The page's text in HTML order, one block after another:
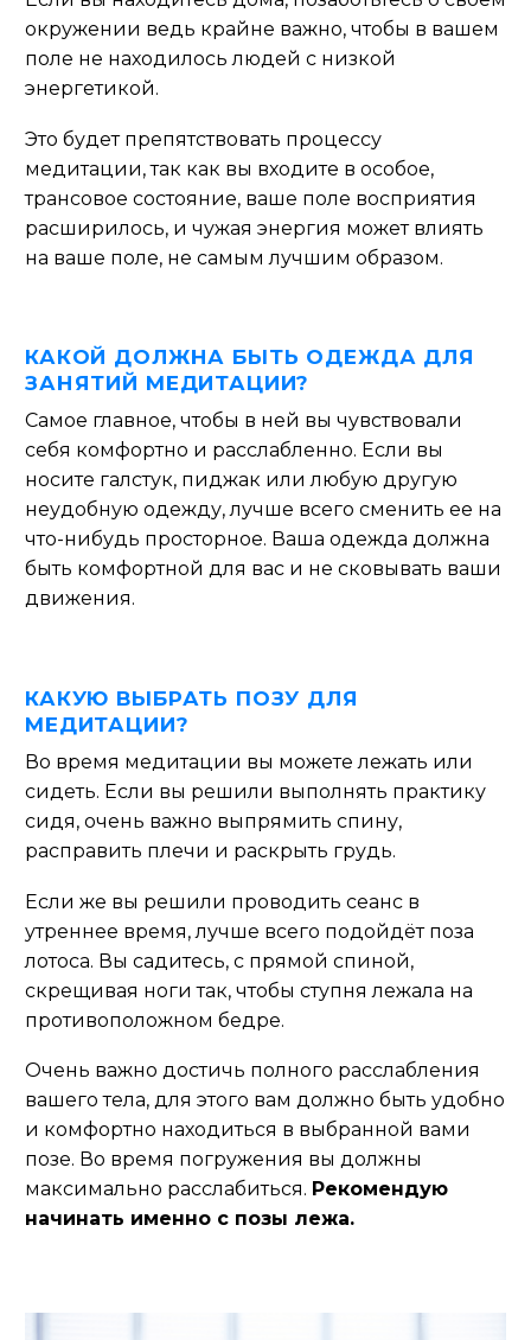
окружении ведь крайне важно, чтобы в вашем
поле не находилось людей с низкой
энергетикой.
Это будет препятствовать процессу
медитации, так как вы входите в особое,
трансовое состояние, ваше поле восприятия
расширилось, и чужая энергия может влиять
на ваше поле, не самым лучшим образом.
КАКОЙ ДОЛЖНА БЫТЬ ОДЕЖДА ДЛЯ
ЗАНЯТИЙ МЕДИТАЦИИ?
Самое главное, чтобы в ней вы чувствовали
себя комфортно и расслабленно. Если вы
носите галстук, пиджак или любую другую
неудобную одежду, лучше всего сменить ее на
что-нибудь просторное. Ваша одежда должна
быть комфортной для вас и не сковывать ваши
движения.
КАКУЮ ВЫБРАТЬ ПОЗУ ДЛЯ
МЕДИТАЦИИ?
Во время медитации вы можете лежать или
сидеть. Если вы решили выполнять практику
сидя, очень важно выпрямить спину,
расправить плечи и раскрыть грудь.
Если же вы решили проводить сеанс в
утреннее время, лучше всего подойдёт поза
лотоса. Вы садитесь, с прямой спиной,
скрещивая ноги так, чтобы ступня лежала на
противоположном бедре.
Очень важно достичь полного расслабления
вашего тела, для этого вам должно быть удобно
и комфортно находиться в выбранной вами
позе. Во время погружения вы должны
максимально расслабиться. Рекомендую
начинать именно с позы лежа.